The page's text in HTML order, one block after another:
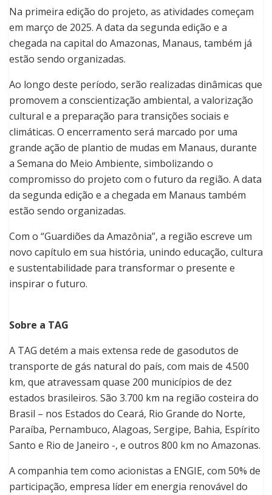
Na primeira edição do projeto, as atividades começam
em março de 2025. A data da segunda edição e a
chegada na capital do Amazonas, Manaus, também já
estão sendo organizadas.
Ao longo deste período, serão realizadas dinâmicas que
promovem a conscientização ambiental, a valorização
cultural e a preparação para transições sociais e
climáticas. O encerramento será marcado por uma
grande ação de plantio de mudas em Manaus, durante
a Semana do Meio Ambiente, simbolizando o
compromisso do projeto com o futuro da região. A data
da segunda edição e a chegada em Manaus também
estão sendo organizadas.
Com o “Guardiões da Amazônia”, a região escreve um
novo capítulo em sua história, unindo educação, cultura
e sustentabilidade para transformar o presente e
inspirar o futuro.
Sobre a TAG
A TAG detém a mais extensa rede de gasodutos de
transporte de gás natural do país, com mais de 4.500
km, que atravessam quase 200 municípios de dez
estados brasileiros. São 3.700 km na região costeira do
Brasil – nos Estados do Ceará, Rio Grande do Norte,
Paraíba, Pernambuco, Alagoas, Sergipe, Bahia, Espírito
Santo e Rio de Janeiro -, e outros 800 km no Amazonas.
A companhia tem como acionistas a ENGIE, com 50% de
participação, empresa líder em energia renovável do